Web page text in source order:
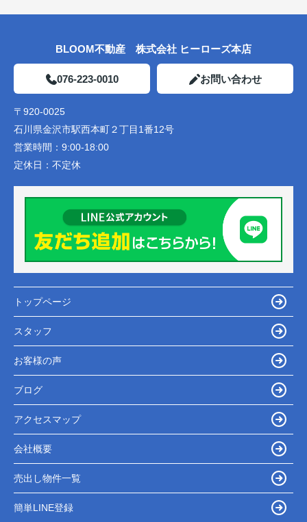
BLOOM不動産 株式会社 ヒーローズ本店
076-223-0010 お問い合わせ
〒920-0025
石川県金沢市駅西本町２丁目1番12号
営業時間： 9:00-18:00
定休日： 不定休
トップページ
スタッフ
お客様の声
ブログ
アクセスマップ
会社概要
売出し物件一覧
簡単LINE登録